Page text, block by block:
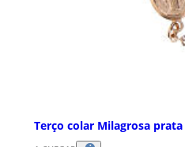
Terço colar Milagrosa